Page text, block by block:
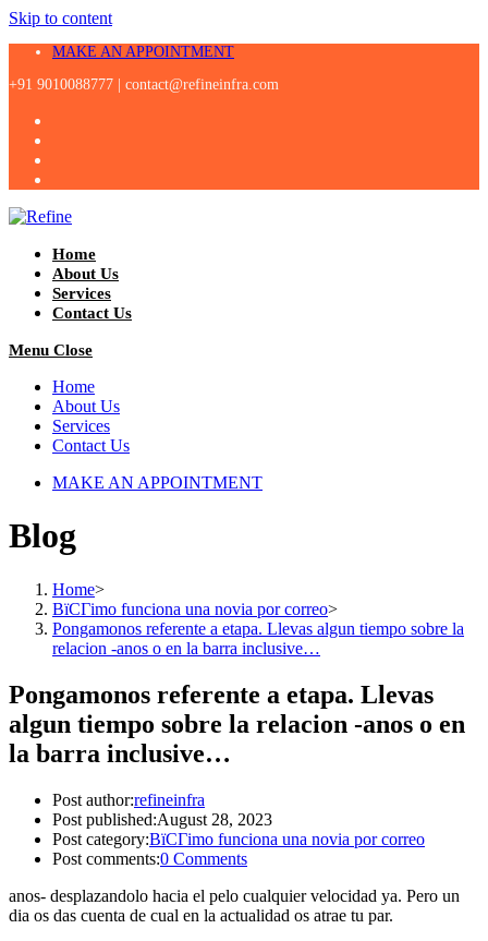
Skip to content
MAKE AN APPOINTMENT
+91 9010088777 | contact@refineinfra.com
Home
About Us
Services
Contact Us
Menu Close
Home
About Us
Services
Contact Us
MAKE AN APPOINTMENT
Blog
Home>
ВїCГіmo funciona una novia por correo>
Pongamonos referente a etapa. Llevas algun tiempo sobre la
relacion -anos o en la barra inclusive…
Pongamonos referente a etapa. Llevas
algun tiempo sobre la relacion -anos o en
la barra inclusive…
Post author:refineinfra
Post published:August 28, 2023
Post category:ВїCГіmo funciona una novia por correo
Post comments:0 Comments
anos- desplazandolo hacia el pelo cualquier velocidad ya. Pero un
dia os das cuenta de cual en la actualidad os atrae tu par.